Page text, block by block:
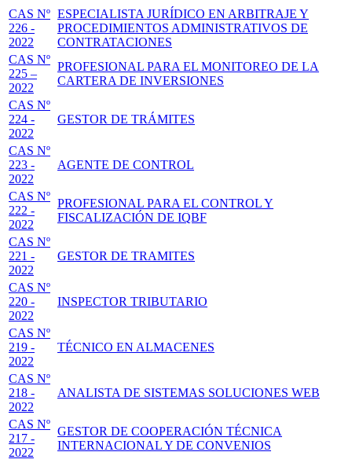
CAS Nº
226 -
2022
ESPECIALISTA JURÍDICO EN ARBITRAJE Y
PROCEDIMIENTOS ADMINISTRATIVOS DE
CONTRATACIONES
CAS Nº
225 –
2022
PROFESIONAL PARA EL MONITOREO DE LA
CARTERA DE INVERSIONES
CAS Nº
224 -
2022
GESTOR DE TRÁMITES
CAS Nº
223 -
2022
AGENTE DE CONTROL
CAS Nº
222 -
2022
PROFESIONAL PARA EL CONTROL Y
FISCALIZACIÓN DE IQBF
CAS Nº
221 -
2022
GESTOR DE TRAMITES
CAS Nº
220 -
2022
INSPECTOR TRIBUTARIO
CAS Nº
219 -
2022
TÉCNICO EN ALMACENES
CAS Nº
218 -
2022
ANALISTA DE SISTEMAS SOLUCIONES WEB
CAS Nº
217 -
2022
GESTOR DE COOPERACIÓN TÉCNICA
INTERNACIONAL Y DE CONVENIOS